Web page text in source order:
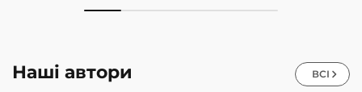
Наші автори ВСІ